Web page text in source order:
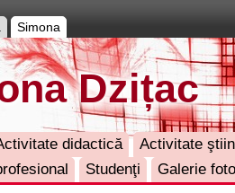
Simona
Dzițac
didactică
Activitate
Studenţi Galerie foto